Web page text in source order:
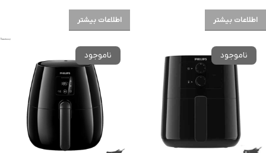
اطلاعات بیشتر اطلاعات بیشتر